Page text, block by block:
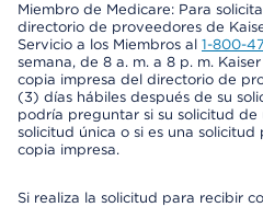
Miembro de Medicare: Para
directorio de proveedores de
Servicio a los Miembros al 1-800-
semana, de 8 a. m. a 8 p. m.
copia impresa del directorio de
(3) días hábiles después de su
podría preguntar si su solicitud de
solicitud única o si es una
copia impresa.
Si realiza la solicitud para recibir